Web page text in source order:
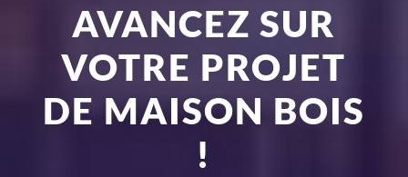
AVANCEZ SUR
VOTRE PROJET
DE MAISON BOIS
!